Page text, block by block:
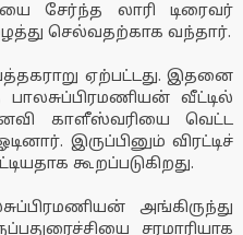
லாரி டிரைவர்
செல்வதற்காக வந்தார்.
ஏற்பட்டது. இதனை
வீட்டில்
காளீஸ்வரியை வெட்ட
இருப்பினும் விரட்டிச்
கூறப்படுகிறது.
அங்கிருந்து
சரமாரியாக